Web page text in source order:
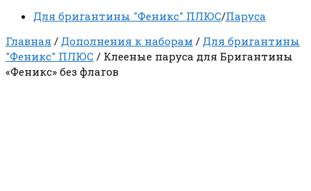
Для бригантины "Феникс" ПЛЮС/Паруса
Главная / Дополнения к наборам / Для бригантины
"Феникс" ПЛЮС / Клееные паруса для Бригантины
«Феникс» без флагов